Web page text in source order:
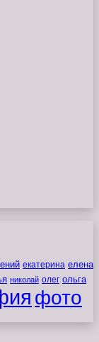
екатерина елена
николай олег ольга
фото